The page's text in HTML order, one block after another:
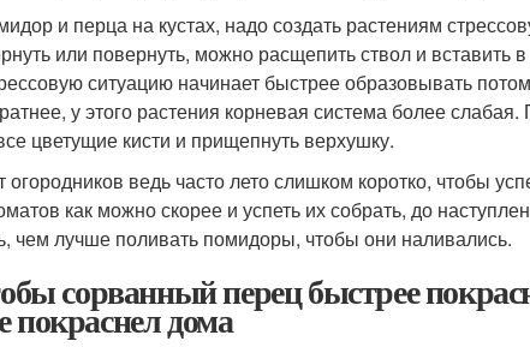
и перца на кустах, надо создать растениям
или повернуть, можно расщепить ствол и вставить
ситуацию начинает быстрее образовывать
у этого растения корневая система более
цветущие кисти и прищепнуть верхушку.
огородников ведь часто лето слишком коротко, чтобы
как можно скорее и успеть их собрать, до
чем лучше поливать помидоры, чтобы они наливались.
сорванный перец быстрее
покраснел дома